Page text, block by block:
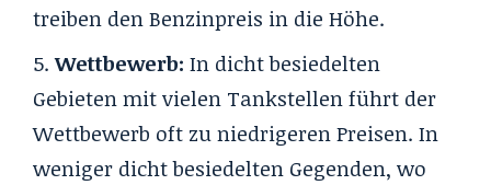
treiben den Benzinpreis in die Höhe.
Wettbewerb: In dicht besiedelten
Gebieten mit vielen Tankstellen führt der
Wettbewerb oft zu niedrigeren Preisen. In
weniger dicht besiedelten Gegenden, wo